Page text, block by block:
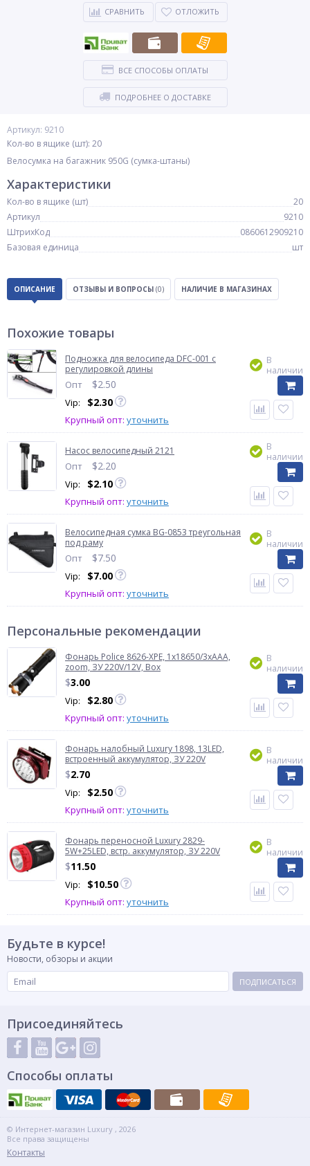
Артикул: 9210
Кол-во в ящике (шт): 20
Велосумка на багажник 950G (сумка-штаны)
СРАВНИТЬ ОТЛОЖИТЬ
ВСЕ СПОСОБЫ ОПЛАТЫ
ПОДРОБНЕЕ О ДОСТАВКЕ
Характеристики
Кол-во в ящике (шт)
20
Артикул
9210
ШтрихКод
0860612909210
Базовая единица
шт
ОПИСАНИЕ ОТЗЫВЫ И ВОПРОСЫ (0) НАЛИЧИЕ В МАГАЗИНАХ
Похожие товары
Подножка для велосипеда DFC-001 с
регулировкой длины
Опт $2.50
Vip: $2.30
Крупный опт: уточнить
В
наличии
Насос велосипедный 2121
Опт $2.20
Vip: $2.10
Крупный опт: уточнить
В
наличии
Велосипедная сумка BG-0853 треугольная
под раму
Опт $7.50
Vip: $7.00
Крупный опт: уточнить
В
наличии
Персональные рекомендации
Фонарь Police 8626-XPE, 1х18650/3xAAA,
zoom, ЗУ 220V/12V, Box
$3.00
Vip: $2.80
Крупный опт: уточнить
В
наличии
Фонарь налобный Luxury 1898, 13LED,
встроенный аккумулятор, ЗУ 220V
$2.70
Vip: $2.50
Крупный опт: уточнить
В
наличии
Фонарь переносной Luxury 2829-
5W+25LED, встр. аккумулятор, ЗУ 220V
$11.50
Vip: $10.50
Крупный опт: уточнить
В
наличии
Будьте в курсе!
Новости, обзоры и акции
ПОДПИСАТЬСЯ
Присоединяйтесь
Способы оплаты
© Интернет-магазин Luxury , 2026
Все права защищены
Контакты